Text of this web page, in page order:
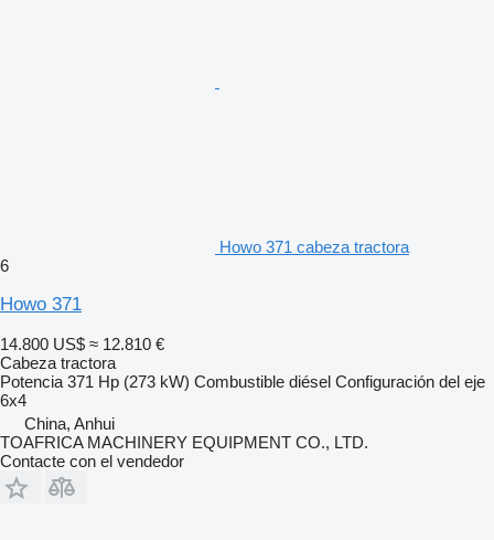
Howo 371 cabeza tractora
6
Howo 371
14.800 US$ ≈ 12.810 €
Cabeza tractora
Potencia 371 Hp (273 kW) Combustible diésel Configuración del eje
6x4
China, Anhui
TOAFRICA MACHINERY EQUIPMENT CO., LTD.
Contacte con el vendedor